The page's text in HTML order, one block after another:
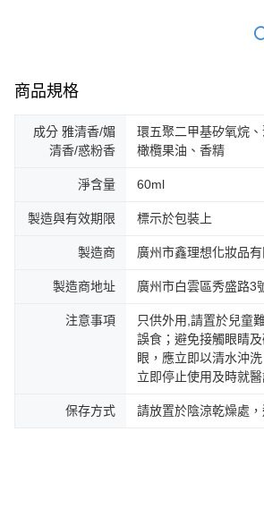
商品規格
成分 雅清香/媚
清香/惑粉香
環五聚二甲基矽氧烷
橄欖果油、香精
淨含量 60ml
製造與有效期限 標示於包裝上
製造商 廣州市鑫理想化妝品有
製造商地址 廣州市白雲區秀盛路3
注意事項
只供外用,請置於兒童
誤食；避免接觸眼睛
眼，應立即以清水沖
立即停止使用及時就醫
保存方式 請放置於陰涼乾燥處，